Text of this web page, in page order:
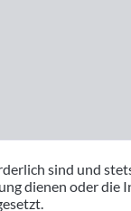
sind und
dienen oder